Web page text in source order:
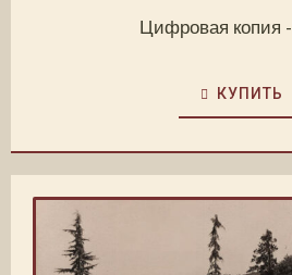
Цифровая копия -
КУПИТЬ